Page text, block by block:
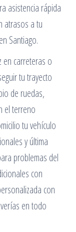
asistencia rápida
atrasos a tu
Santiago.
en carreteras o
tu trayecto
de ruedas,
el terreno
tu vehículo
y última
problemas del
con
con
en todo